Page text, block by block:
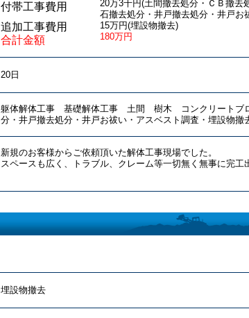
付帯工事費用
20万3千円(土間撤去処分・ＣＢ撤去
石撤去処分・井戸撤去処分・井戸お
追加工事費用 15万円(埋設物撤去)
合計金額 180万円
20日
躯体解体工事 基礎解体工事 土間 樹木 コンクリート
分・井戸撤去処分・井戸お祓い・アスベスト調査・埋設物撤
新規のお客様からご依頼頂いた解体工事現場でした。
スペースも広く、トラブル、クレーム等一切無く無事に完工
埋設物撤去